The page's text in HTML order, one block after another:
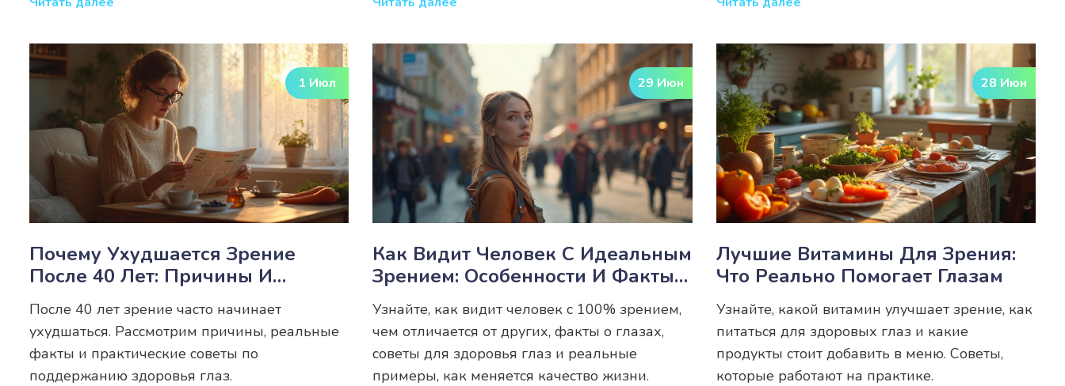
1 Июл
Почему Ухудшается Зрение
После 40 Лет: Причины И
Решения
После 40 лет зрение часто начинает
ухудшаться. Рассмотрим причины, реальные
факты и практические советы по
поддержанию здоровья глаз.
29 Июн
Как Видит Человек С Идеальным
Зрением: Особенности И Факты
О Стопроцентном Зрении
Узнайте, как видит человек с 100% зрением,
чем отличается от других, факты о глазах,
советы для здоровья глаз и реальные
примеры, как меняется качество жизни.
28 Июн
Лучшие Витамины Для Зрения:
Что Реально Помогает Глазам
Узнайте, какой витамин улучшает зрение, как
питаться для здоровых глаз и какие
продукты стоит добавить в меню. Советы,
которые работают на практике.